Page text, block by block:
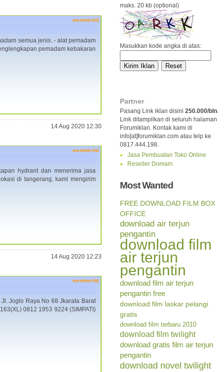
maks. 20 kb (optional)
Masukkan kode angka di atas:
Partner
Pasang Link iklan disini 250.000/bln.
Link ditampilkan di seluruh halaman
Forumiklan. Kontak kami di
info[at]forumiklan.com atau telp ke
0817.444.198.
Jasa Pembuatan Toko Online
Reseller Domain
Most Wanted
FREE DOWNLOAD FILM BOX
OFFICE
download air terjun
pengantin
download film
air terjun
pengantin
download film air terjun
pengantin free
download film laskar pelangi
gratis
download film terbaru 2010
download film twilight
download gratis film air terjun
pengantin
download novel twilight
memberAd
semua jenis. - alat pemadam
pemadam kebakaran
14 Aug 2020 12:30
memberAd
hydrant dan menerima jasa
di tangerang, kami mengirim
14 Aug 2020 12:23
memberAd
Joglo Raya No 68 Jkarata Barat
0812 1953 9224 (SIMPATI)